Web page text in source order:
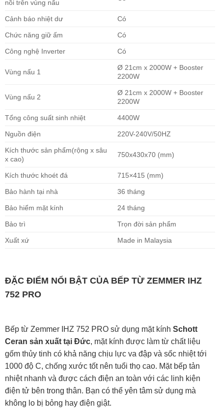
nồi trên vùng nấu
Cảnh báo nhiệt dư Có
Chức năng giữ ấm Có
Công nghệ Inverter Có
Vùng nấu 1
Ø 21cm x 2000W + Booster
2200W
Vùng nấu 2
Ø 21cm x 2000W + Booster
2200W
Tổng công suất sinh nhiệt 4400W
Nguồn điện 220V-240V/50HZ
Kích thước sản phẩm(rộng x sâu
x cao)
750x430x70 (mm)
Kích thước khoét đá 715×415 (mm)
Bảo hành tại nhà 36 tháng
Bảo hiểm mặt kính 24 tháng
Bảo trì Trọn đời sản phẩm
Xuất xứ Made in Malaysia
ĐẶC ĐIỂM NỔI BẬT CỦA BẾP TỪ ZEMMER IHZ
752 PRO
Bếp từ Zemmer IHZ 752 PRO sử dụng mặt kính Schott
Ceran sản xuất tại Đức, mặt kính được làm từ chất liệu
gốm thủy tinh có khả năng chịu lực va đập và sốc nhiệt tới
1000 độ C, chống xước tốt nên tuổi thọ cao. Mặt bếp tản
nhiệt nhanh và được cách điện an toàn với các linh kiện
điện tử bên trong thân. Bạn có thể yên tâm sử dụng mà
không lo bị bỏng hay điện giật.